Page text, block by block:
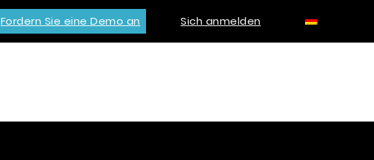
Fordern Sie eine Demo an Sich anmelden